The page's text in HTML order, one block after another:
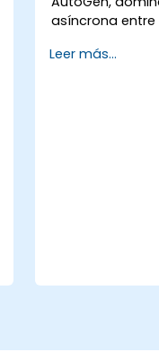
asíncrona
para desarrollar
Leer más...